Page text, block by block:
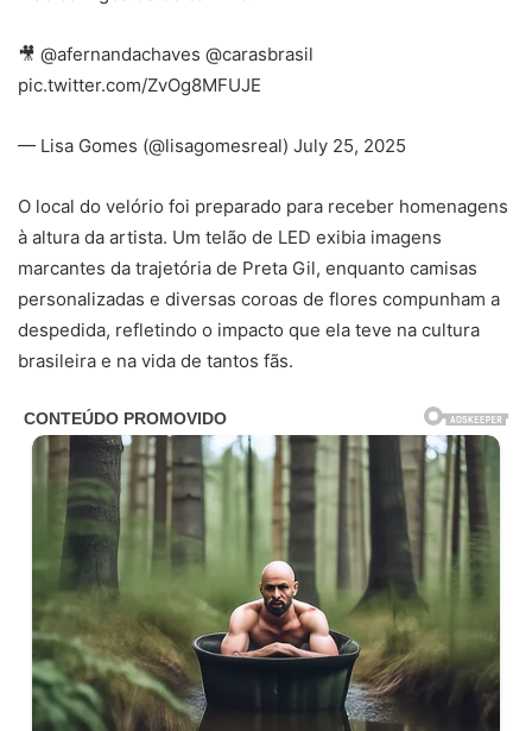
🎥 @afernandachaves @carasbrasil
pic.twitter.com/ZvOg8MFUJE
— Lisa Gomes (@lisagomesreal) July 25, 2025
O local do velório foi preparado para receber homenagens
à altura da artista. Um telão de LED exibia imagens
marcantes da trajetória de Preta Gil, enquanto camisas
personalizadas e diversas coroas de flores compunham a
despedida, refletindo o impacto que ela teve na cultura
brasileira e na vida de tantos fãs.